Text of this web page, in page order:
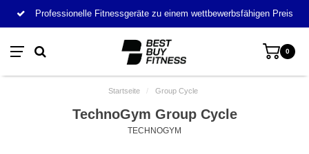
Professionelle Fitnessgeräte zu einem wettbewerbsfähigen Preis
0
Startseite / Group Cycle
TechnoGym Group Cycle
TECHNOGYM